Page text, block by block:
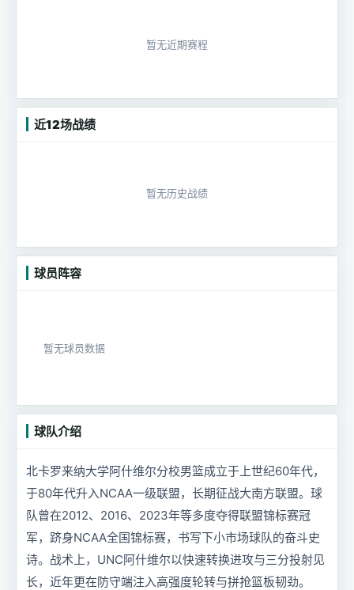
暂无近期赛程
近12场战绩
暂无历史战绩
球员阵容
暂无球员数据
球队介绍
北卡罗来纳大学阿什维尔分校男篮成立于上世纪60年代，
于80年代升入NCAA一级联盟，长期征战大南方联盟。球
队曾在2012、2016、2023年等多度夺得联盟锦标赛冠
军，跻身NCAA全国锦标赛，书写下小市场球队的奋斗史
诗。战术上，UNC阿什维尔以快速转换进攻与三分投射见
长，近年更在防守端注入高强度轮转与拼抢篮板韧劲。